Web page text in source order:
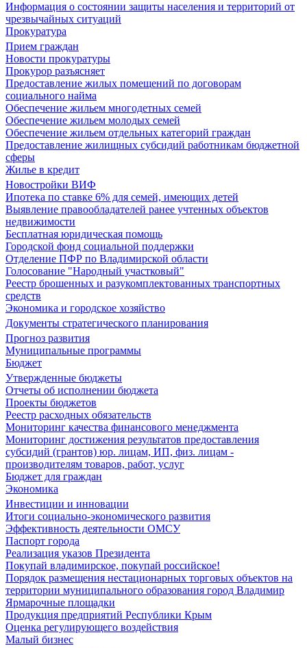
Информация о состоянии защиты населения и территорий от
чрезвычайных ситуаций
Прокуратура
Прием граждан
Новости прокуратуры
Прокурор разъясняет
Предоставление жилых помещений по договорам
социального найма
Обеспечение жильем многодетных семей
Обеспечение жильем молодых семей
Обеспечение жильем отдельных категорий граждан
Предоставление жилищных субсидий работникам бюджетной
сферы
Жилье в кредит
Новостройки ВИФ
Ипотека по ставке 6% для семей, имеющих детей
Выявление правообладателей ранее учтенных объектов
недвижимости
Бесплатная юридическая помощь
Городской фонд социальной поддержки
Отделение ПФР по Владимирской области
Голосование "Народный участковый"
Реестр брошенных и разукомплектованных транспортных
средств
Экономика и городское хозяйство
Документы стратегического планирования
Прогноз развития
Муниципальные программы
Бюджет
Утвержденные бюджеты
Отчеты об исполнении бюджета
Проекты бюджетов
Реестр расходных обязательств
Мониторинг качества финансового менеджмента
Мониторинг достижения результатов предоставления
субсидий (грантов) юр. лицам, ИП, физ. лицам -
производителям товаров, работ, услуг
Бюджет для граждан
Экономика
Инвестиции и инновации
Итоги социально-экономического развития
Эффективность деятельности ОМСУ
Паспорт города
Реализация указов Президента
Покупай владимирское, покупай российское!
Порядок размещения нестационарных торговых объектов на
территории муниципального образования город Владимир
Ярмарочные площадки
Продукция предприятий Республики Крым
Оценка регулирующего воздействия
Малый бизнес